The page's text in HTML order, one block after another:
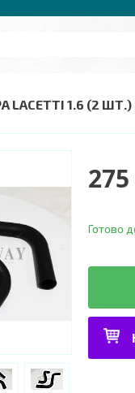
1.6 (2 ШТ.)
Готово